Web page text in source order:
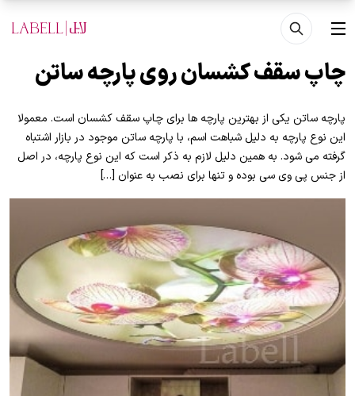
رفتن به محتوای اصلی
منو
چاپ سقف کشسان روی پارچه ساتن
پارچه ساتن یکی از بهترین پارچه ها برای چاپ سقف کشسان است. معمولا
این نوع پارچه به دلیل شباهت اسم، با پارچه ساتن موجود در بازار اشتباه
گرفته می شود. به همین دلیل لازم به ذکر است که این نوع پارچه، در اصل
از جنس پی وی سی بوده و تنها برای نصب به عنوان […]